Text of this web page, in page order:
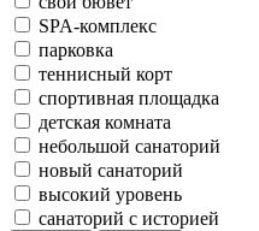
SPA-комплекс
парковка
теннисный корт
спортивная площадка
детская комната
небольшой санаторий
новый санаторий
высокий уровень
санаторий с историей